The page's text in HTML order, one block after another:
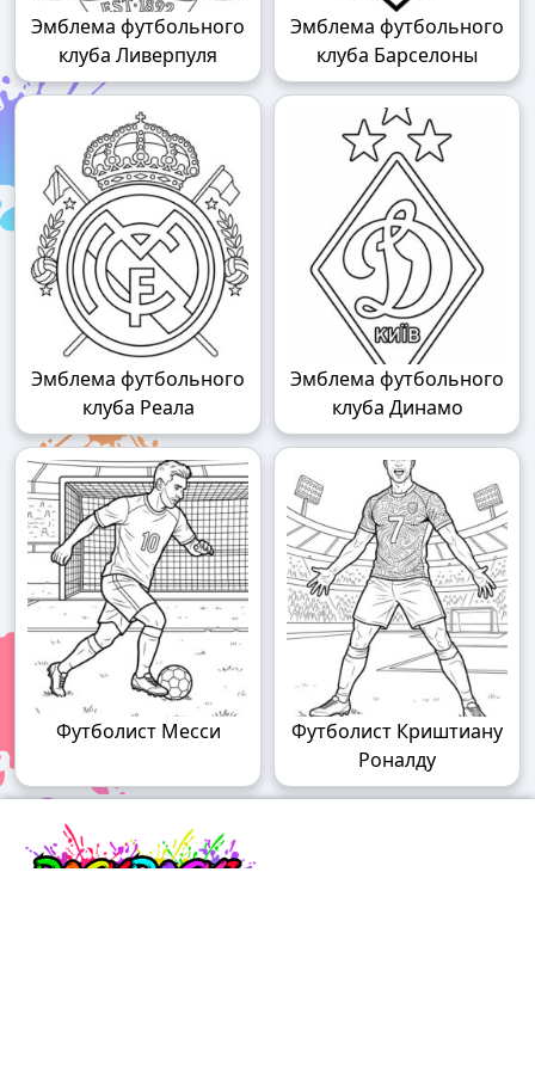
Эмблема футбольного
клуба Ливерпуля
Эмблема футбольного
клуба Барселоны
Эмблема футбольного
клуба Реала
Эмблема футбольного
клуба Динамо
Футболист Месси
Футболист Криштиану
Роналду